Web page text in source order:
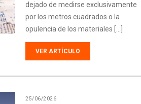
dejado de medirse exclusivamente
por los metros cuadrados o la
opulencia de los materiales […]
VER ARTÍCULO
25/06/2026